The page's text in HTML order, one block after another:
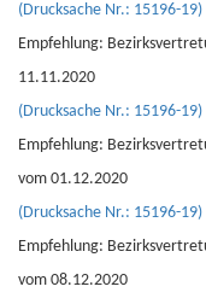
(Drucksache Nr.: 15196-19)
Empfehlung:
11.11.2020
(Drucksache Nr.: 15196-19)
Empfehlung:
vom 01.12.2020
(Drucksache Nr.: 15196-19)
Empfehlung:
vom 08.12.2020